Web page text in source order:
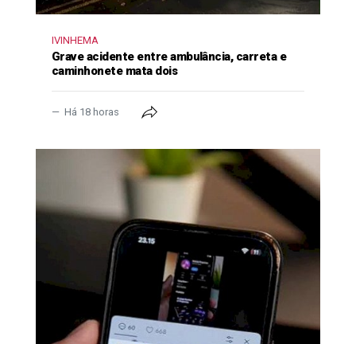
IVINHEMA
Grave acidente entre ambulância, carreta e
caminhonete mata dois
Há 18 horas